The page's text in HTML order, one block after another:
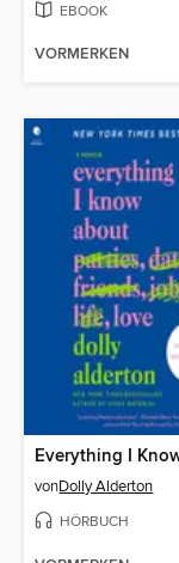
EBOOK
VORMERKEN
vonDolly Alderton
HÖRBUCH